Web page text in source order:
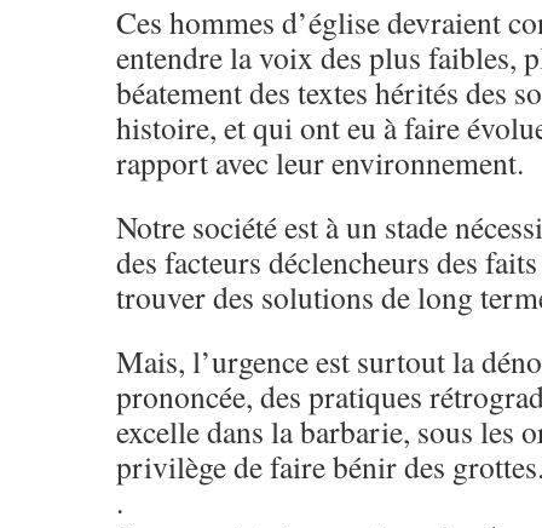
Ces hommes d’église devraient
entendre la voix des plus faibles,
béatement des textes hérités des
histoire, et qui ont eu à faire
rapport avec leur environnement.
Notre société est à un stade
des facteurs déclencheurs des
trouver des solutions de long
Mais, l’urgence est surtout la
prononcée, des pratiques
excelle dans la barbarie, sous les
privilège de faire bénir des
.